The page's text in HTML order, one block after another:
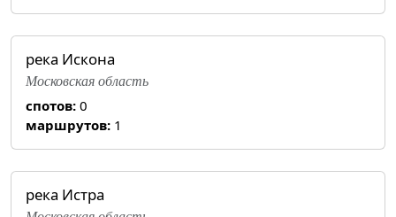
река Искона
Московская область
спотов: 0
маршрутов: 1
река Истра